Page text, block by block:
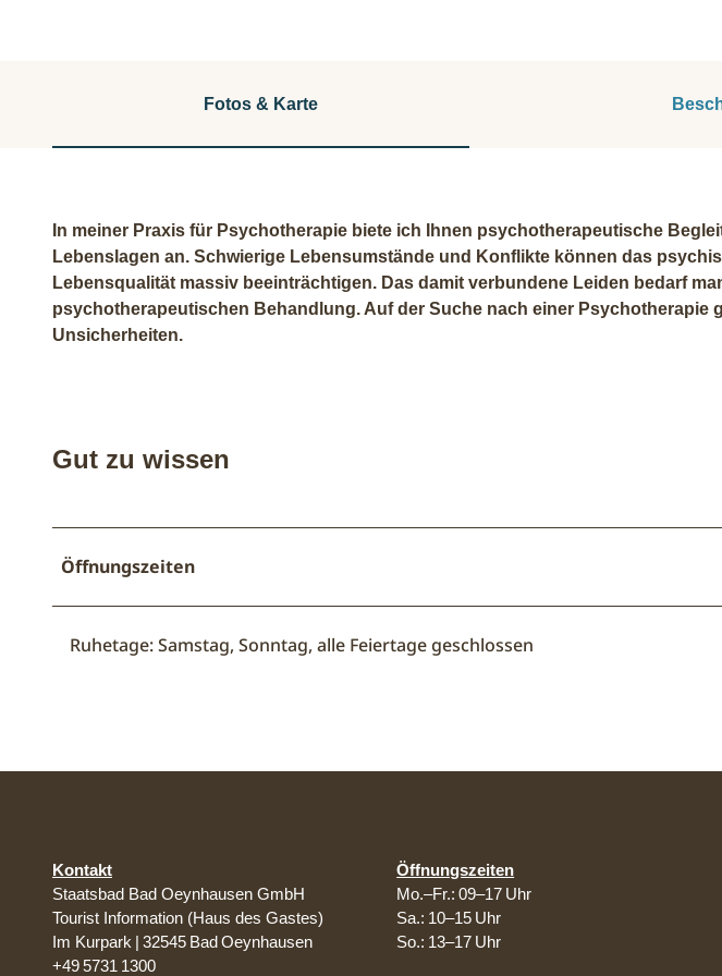
Fotos & Karte
In meiner Praxis für Psychotherapie biete ich Ihnen psychotherapeutische
Lebenslagen an. Schwierige Lebensumstände und Konflikte können das
Lebensqualität massiv beeinträchtigen. Das damit verbundene Leiden bedarf
psychotherapeutischen Behandlung. Auf der Suche nach einer Psychotherapie
Unsicherheiten.
Gut zu wissen
Öffnungszeiten
Ruhetage: Samstag, Sonntag, alle Feiertage geschlossen
Kontakt
Staatsbad Bad Oeynhausen GmbH
Tourist Information (Haus des Gastes)
Im Kurpark | 32545 Bad Oeynhausen
+49 5731 1300
Öffnungszeiten
Mo.–Fr.: 09–17 Uhr
Sa.: 10–15 Uhr
So.: 13–17 Uhr